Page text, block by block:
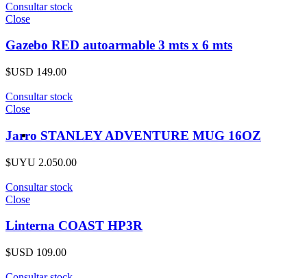
Consultar stock
Close
Gazebo RED autoarmable 3 mts x 6 mts
$USD 149.00
Consultar stock
Close
Jarro STANLEY ADVENTURE MUG 16OZ
$UYU 2.050.00
Consultar stock
Close
Linterna COAST HP3R
$USD 109.00